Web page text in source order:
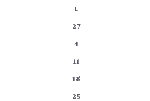
Calendario
L
0
27
0
4
0
11
0
18
0
25